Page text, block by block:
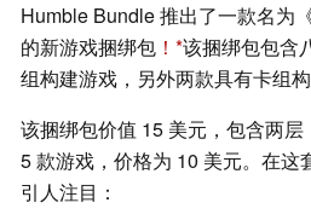
Humble Bundle 推出了一款名为
的新游戏捆绑包 ！ 该捆绑包包含
组构建游戏，另外两款具有卡组构
该捆绑包价值 15 美元，包含两
5 款游戏，价格为 10 美元。在这
引人注目：